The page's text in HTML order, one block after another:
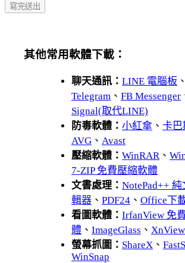
其他常用軟體下載：
聊天通訊： LINE 電腦板 、
Telegram 、 FB Messenger
Signal(取代LINE)
防毒軟體： 小紅傘 、 卡巴
AVG 、 Avast
壓縮軟體： WinRAR 、
7-ZIP 免費壓縮軟體
文書處理： NotePad++
輯器 、 PDF24 、 Office下
看圖軟體： IrfanView 免
體 、 ImageGlass 、 XnView
螢幕抓圖： ShareX 、
WinSnap